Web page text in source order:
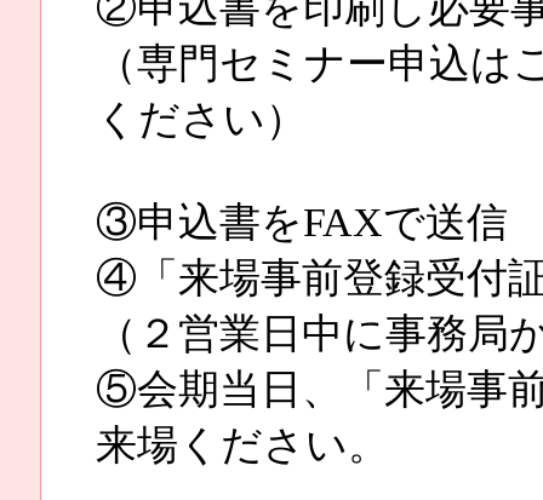
（専門セミナー申込
ください）
③申込書をFAXで送
④「来場事前登録受付
（２営業日中に事務
⑤会期当日、「来場事
来場ください。